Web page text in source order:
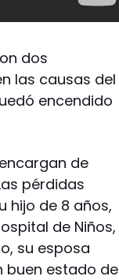
dos
las causas del
encendido
de
pérdidas
hijo de 8 años,
de Niños,
su esposa
buen estado de